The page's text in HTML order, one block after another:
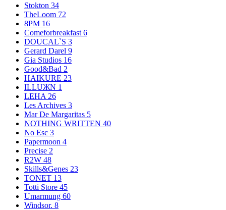
Stokton 34
TheLoom 72
8PM 16
Comeforbreakfast 6
DOUCAL`S 3
Gerard Darel 9
Gia Studios 16
Good&Bad 2
HAIKURE 23
ILLUЖN 1
LEHA 26
Les Archives 3
Mar De Margaritas 5
NOTHING WRITTEN 40
No Esc 3
Papermoon 4
Precise 2
R2W 48
Skills&Genes 23
TONET 13
Totti Store 45
Umarmung 60
Windsor. 8